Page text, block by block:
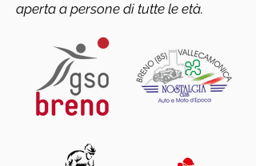
aperta a persone di tutte le età.